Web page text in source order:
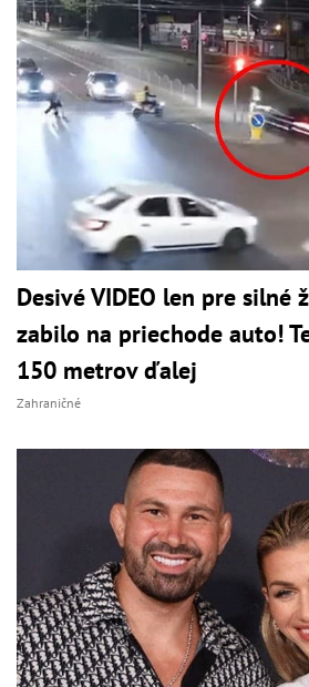
Desivé VIDEO len pre silné
zabilo na priechode auto!
150 metrov ďalej
Zahraničné